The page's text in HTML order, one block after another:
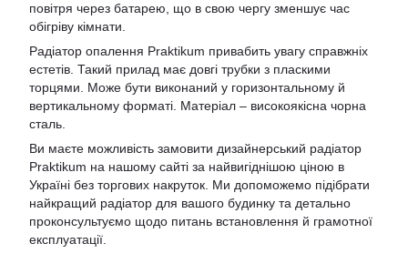
повітря через батарею, що в свою чергу зменшує час
обігріву кімнати.
Радіатор опалення Praktikum привабить увагу справжніх
естетів. Такий прилад має довгі трубки з пласкими
торцями. Може бути виконаний у горизонтальному й
вертикальному форматі. Матеріал – високоякісна чорна
сталь.
Ви маєте можливість замовити дизайнерський радіатор
Praktikum на нашому сайті за найвигіднішою ціною в
Україні без торгових накруток. Ми допоможемо підібрати
найкращий радіатор для вашого будинку та детально
проконсультуємо щодо питань встановлення й грамотної
експлуатації.